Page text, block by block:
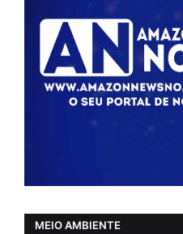
MEIO AMBIENTE